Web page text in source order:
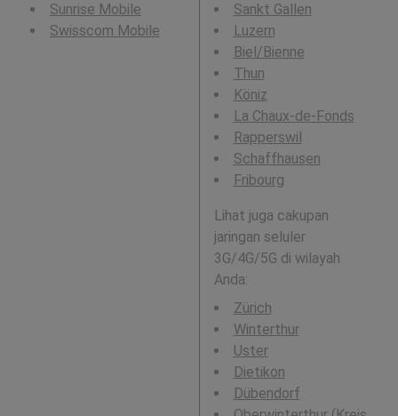
Sunrise Mobile
Swisscom Mobile
Sankt Gallen
Luzern
Biel/Bienne
Thun
Köniz
La Chaux-de-Fonds
Rapperswil
Schaffhausen
Fribourg
Lihat juga cakupan
jaringan seluler
3G/4G/5G di wilayah
Anda:
Zürich
Winterthur
Uster
Dietikon
Dübendorf